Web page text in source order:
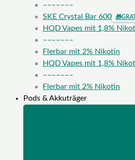
–––––––
SKE Crystal Bar 600
🎁
HQD Vapes mit 1,8%
–––––––
Flerbar mit 2% Nikotin
HQD Vapes mit 1,8%
–––––––
Flerbar mit 2% Nikotin
Pods & Akkuträger